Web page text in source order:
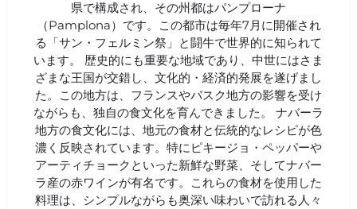
県で構成され、その州都はパンプローナ
（Pamplona）です。この都市は毎年7月に開催され
る「サン・フェルミン祭」と闘牛で世界的に知られて
います。 歴史的にも重要な地域であり、中世にはさま
ざまな王国が交錯し、文化的・経済的発展を遂げまし
た。この地方は、フランスやバスク地方の影響を受け
ながらも、独自の食文化を育んできました。 ナバーラ
地方の食文化には、地元の食材と伝統的なレシピが色
濃く反映されています。特にピキージョ・ペッパーや
アーティチョークといった新鮮な野菜、そしてナバー
ラ産の赤ワインが有名です。これらの食材を使用した
料理は、シンプルながらも奥深い味わいで訪れる人々